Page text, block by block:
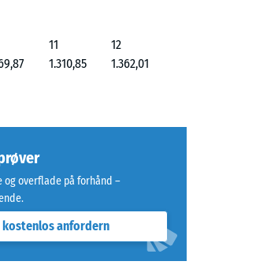
11
12
1.310,85 1.362,01
og overflade på forhånd –
kostenlos anfordern